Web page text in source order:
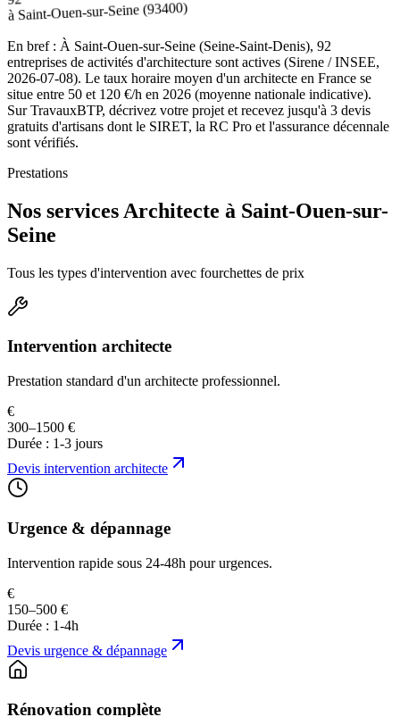
àSaint-Ouen-sur-Seine(93400)
En bref : À Saint-Ouen-sur-Seine (Seine-Saint-Denis), 92
entreprises de activités d'architecture sont actives (Sirene / INSEE,
2026-07-08). Le taux horaire moyen d'un architecte en France se
situe entre 50 et 120 €/h en 2026 (moyenne nationale indicative).
Sur TravauxBTP, décrivez votre projet et recevez jusqu'à 3 devis
gratuits d'artisans dont le SIRET, la RC Pro et l'assurance décennale
sont vérifiés.
Prestations
Nos services Architecte à Saint-Ouen-sur-
Seine
Tous les types d'intervention avec fourchettes de prix
Intervention architecte
Prestation standard d'un architecte professionnel.
€
300–1500 €
Durée : 1-3 jours
Devis intervention architecte
Urgence & dépannage
Intervention rapide sous 24-48h pour urgences.
€
150–500 €
Durée : 1-4h
Devis urgence & dépannage
Rénovation complète